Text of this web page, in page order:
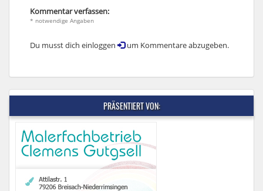
Kommentar verfassen:
* notwendige Angaben
Du musst dich einloggen um Kommentare abzugeben.
PRÄSENTIERT VON: